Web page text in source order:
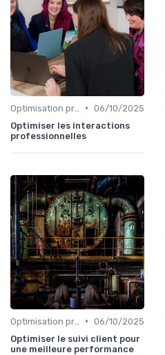
• 06/10/2025
Optimiser les interactions
professionnelles
• 06/10/2025
Optimiser le suivi client pour
une meilleure performance